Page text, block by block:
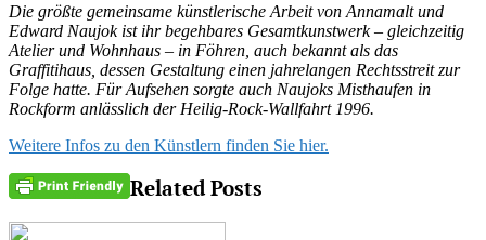
Die größte gemeinsame künstlerische Arbeit von Annamalt und
Edward Naujok ist ihr begehbares Gesamtkunstwerk – gleichzeitig
Atelier und Wohnhaus – in Föhren, auch bekannt als das
Graffitihaus, dessen Gestaltung einen jahrelangen Rechtsstreit zur
Folge hatte. Für Aufsehen sorgte auch Naujoks Misthaufen in
Rockform anlässlich der Heilig-Rock-Wallfahrt 1996.
Weitere Infos zu den Künstlern finden Sie hier.
Related Posts